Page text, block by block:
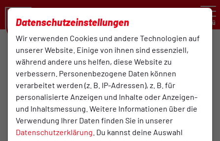
Datenschutzeinstellungen
Wir verwenden Cookies und andere Technologien auf
unserer Website. Einige von ihnen sind essenziell,
während andere uns helfen, diese Website zu
verbessern. Personenbezogene Daten können
verarbeitet werden (z. B. IP-Adressen), z. B. für
personalisierte Anzeigen und Inhalte oder Anzeigen-
und Inhaltsmessung. Weitere Informationen über die
Verwendung Ihrer Daten finden Sie in unserer
Datenschutzerklärung . Du kannst deine Auswahl
Menü
Atlas Delmenhorst
1. Mannschaft
2:1
(0:0)
Turn- und Sportverein
Bersenbrück von 1895 e. V
1. Herren / Oberligateam
Übersicht Liveticker